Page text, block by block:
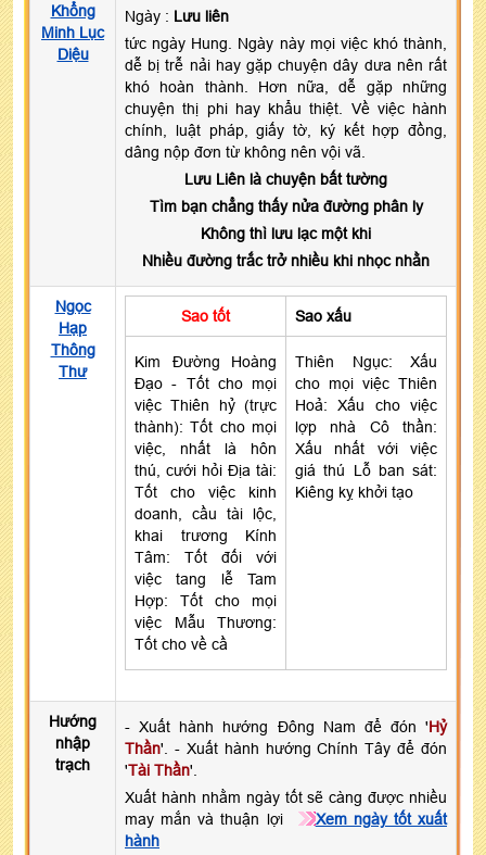
Khổng
Minh Lục
Diệu
Ngày : Lưu liên
tức ngày Hung. Ngày này mọi việc khó thành,
dễ bị trễ nải hay gặp chuyện dây dưa nên rất
khó hoàn thành. Hơn nữa, dễ gặp những
chuyện thị phi hay khẩu thiệt. Về việc hành
chính, luật pháp, giấy tờ, ký kết hợp đồng,
dâng nộp đơn từ không nên vội vã.
Lưu Liên là chuyện bất tường
Tìm bạn chẳng thấy nửa đường phân ly
Không thì lưu lạc một khi
Nhiều đường trắc trở nhiều khi nhọc nhằn
Ngọc
Hạp
Thông
Thư
Sao tốt Sao xấu
Kim Đường Hoàng
Đạo - Tốt cho mọi
việc Thiên hỷ (trực
thành): Tốt cho mọi
việc, nhất là hôn
thú, cưới hỏi Địa tài:
Tốt cho việc kinh
doanh, cầu tài lộc,
khai trương Kính
Tâm: Tốt đối với
việc tang lễ Tam
Hợp: Tốt cho mọi
việc Mẫu Thương:
Tốt cho về cầ
Thiên Ngục: Xấu
cho mọi việc Thiên
Hoả: Xấu cho việc
lợp nhà Cô thần:
Xấu nhất với việc
giá thú Lỗ ban sát:
Kiêng kỵ khởi tạo
Hướng
nhập
trạch
- Xuất hành hướng Đông Nam để đón 'Hỷ
Thần'. - Xuất hành hướng Chính Tây để đón
'Tài Thần'.
Xuất hành nhằm ngày tốt sẽ càng được nhiều
may mắn và thuận lợi
Xem ngày tốt xuất
hành